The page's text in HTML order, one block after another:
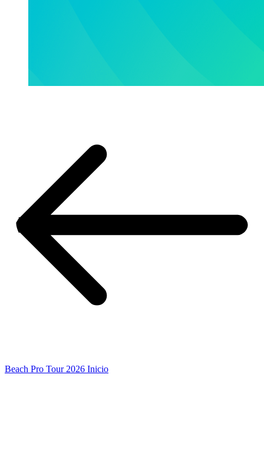
Beach Pro Tour 2026 Inicio